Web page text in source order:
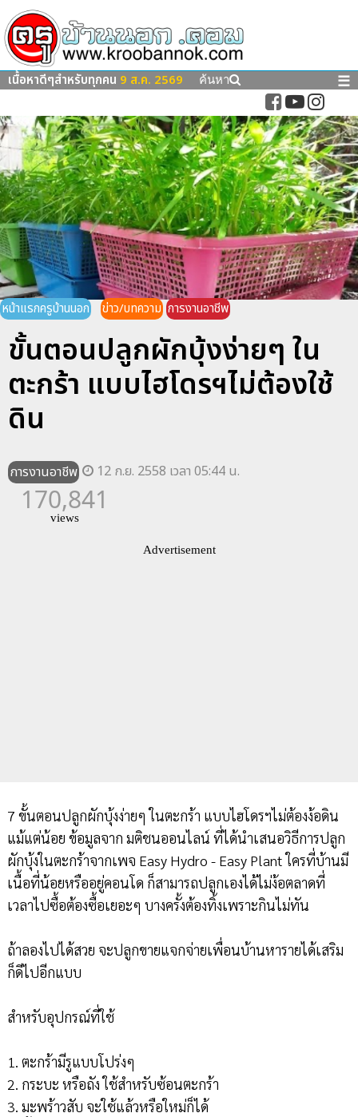
เนื้อหาดีๆสำหรับทุกคน 9 ส.ค. 2569 ค้นหา ☰
หน้าแรกครูบ้านนอก ข่าว/บทความ การงานอาชีพ
ขั้นตอนปลูกผักบุ้งง่ายๆ ใน
ตะกร้า แบบไฮโดรฯไม่ต้องใช้
ดิน
การงานอาชีพ 12 ก.ย. 2558 เวลา 05:44 น.
170,841
views
Advertisement
7 ขั้นตอนปลูกผักบุ้งง่ายๆ ในตะกร้า แบบไฮโดรฯไม่ต้องง้อดิน
แม้แต่น้อย ข้อมูลจาก มติชนออนไลน์ ที่ได้นำเสนอวิธีการปลูก
ผักบุ้งในตะกร้าจากเพจ Easy Hydro - Easy Plant ใครที่บ้านมี
เนื้อที่น้อยหรืออยู่คอนโด ก็สามารถปลูกเองได้ไม่ง้อตลาดที่
เวลาไปซื้อต้องซื้อเยอะๆ บางครั้งต้องทิ้งเพราะกินไม่ทัน
ถ้าลองไปได้สวย จะปลูกขายแจกจ่ายเพื่อนบ้านหารายได้เสริม
ก็ดีไปอีกแบบ
สำหรับอุปกรณ์ที่ใช้
1. ตะกร้ามีรูแบบโปร่งๆ
2. กระบะ หรือถัง ใช้สำหรับซ้อนตะกร้า
3. มะพร้าวสับ จะใช้แล้วหรือใหม่ก็ได้